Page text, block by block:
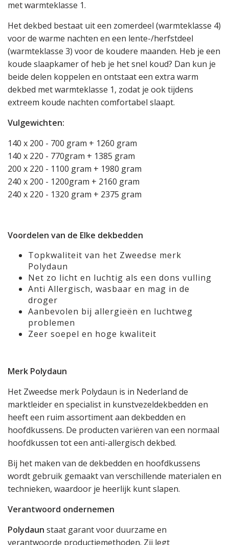
met warmteklasse 1.
Het dekbed bestaat uit een zomerdeel (warmteklasse 4)
voor de warme nachten en een lente-/herfstdeel
(warmteklasse 3) voor de koudere maanden. Heb je een
koude slaapkamer of heb je het snel koud? Dan kun je
beide delen koppelen en ontstaat een extra warm
dekbed met warmteklasse 1, zodat je ook tijdens
extreem koude nachten comfortabel slaapt.
Vulgewichten:
140 x 200 - 700 gram + 1260 gram
140 x 220 - 770gram + 1385 gram
200 x 220 - 1100 gram + 1980 gram
240 x 200 - 1200gram + 2160 gram
240 x 220 - 1320 gram + 2375 gram
Voordelen van de Elke dekbedden
Topkwaliteit van het Zweedse merk
Polydaun
Net zo licht en luchtig als een dons vulling
Anti Allergisch, wasbaar en mag in de
droger
Aanbevolen bij allergieën en luchtweg
problemen
Zeer soepel en hoge kwaliteit
Merk Polydaun
Het Zweedse merk Polydaun is in Nederland de
marktleider en specialist in kunstvezeldekbedden en
heeft een ruim assortiment aan dekbedden en
hoofdkussens. De producten variëren van een normaal
hoofdkussen tot een anti-allergisch dekbed.
Bij het maken van de dekbedden en hoofdkussens
wordt gebruik gemaakt van verschillende materialen en
technieken, waardoor je heerlijk kunt slapen.
Verantwoord ondernemen
Polydaun staat garant voor duurzame en
verantwoorde productiemethoden. Zij legt